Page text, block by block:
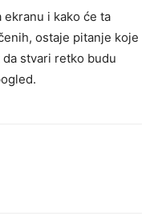
ekranu i kako će ta
ostaje pitanje koje
stvari retko budu